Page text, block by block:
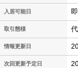
入居可能日
取引態様
情報更新日
次回更新予定日